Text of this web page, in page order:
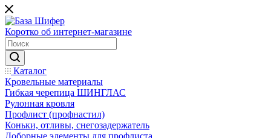
Коротко об интернет-магазине
Каталог
Кровельные материалы
Гибкая черепица ШИНГЛАС
Рулонная кровля
Профлист (профнастил)
Коньки, отливы, снегозадержатель
Доборные элементы для профлиста